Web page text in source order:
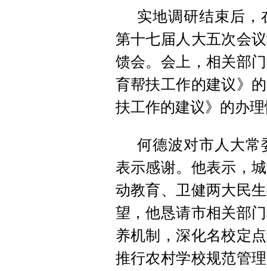
实地调研结束后
第十七届人大五次会
馈会。会上，相关部
育帮扶工作的建议》
扶工作的建议》的办
何德波对市人大常
表示感谢。他表示，
动教育、卫健两大民
望，他恳请市相关部
养机制，深化名校定
推行农村学校规范管